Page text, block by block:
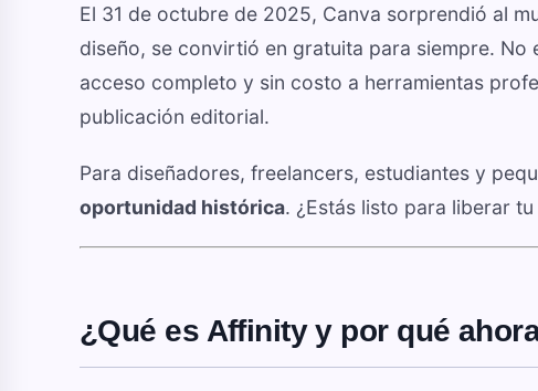
El 31 de octubre de 2025, Canva sorprendió al
diseño, se convirtió en gratuita para siempre. No
acceso completo y sin costo a herramientas
publicación editorial.
Para diseñadores, freelancers, estudiantes y
oportunidad histórica. ¿Estás listo para liberar
¿Qué es Affinity y por qué